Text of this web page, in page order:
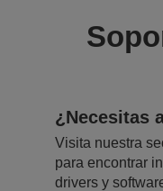
¿Necesitas
Visita nuestra
para encontrar
drivers y